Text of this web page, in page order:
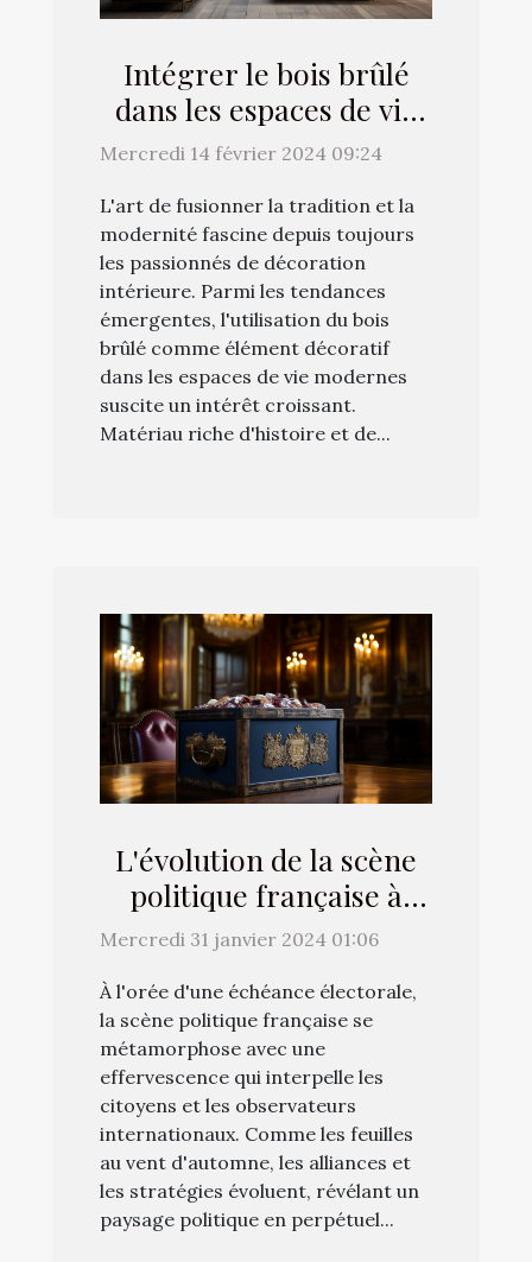
Intégrer le bois brûlé
dans les espaces de vie
modernes : astuces et
Mercredi 14 février 2024 09:24
L'art de fusionner la tradition et la
modernité fascine depuis toujours
les passionnés de décoration
intérieure. Parmi les tendances
émergentes, l'utilisation du bois
brûlé comme élément décoratif
dans les espaces de vie modernes
suscite un intérêt croissant.
Matériau riche d'histoire et de...
L'évolution de la scène
politique française à
l'approche des élections
Mercredi 31 janvier 2024 01:06
À l'orée d'une échéance électorale,
la scène politique française se
métamorphose avec une
effervescence qui interpelle les
citoyens et les observateurs
internationaux. Comme les feuilles
au vent d'automne, les alliances et
les stratégies évoluent, révélant un
paysage politique en perpétuel...